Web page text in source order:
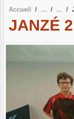
Accueil
JANZÉ